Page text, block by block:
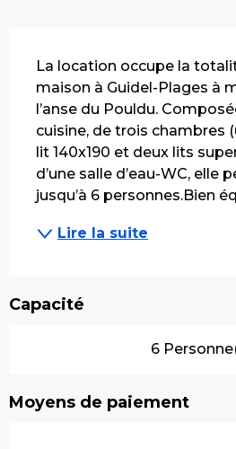
La location occupe la
maison à Guidel-Plages à
l’anse du Pouldu.
cuisine, de trois chambres
lit 140x190 et deux lits
d’une salle d’eau-WC, elle
jusqu’à 6 personnes.Bien
Lire la suite
Capacité
6
Moyens de paiement